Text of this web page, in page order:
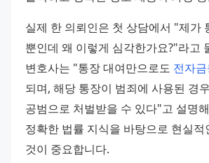
실제 한 의뢰인은 첫 상담에서 "제가
뿐인데 왜 이렇게 심각한가요?"라고
변호사는 "통장 대여만으로도 전자
되며, 해당 통장이 범죄에 사용된 경
공범으로 처벌받을 수 있다"고 설명
정확한 법률 지식을 바탕으로 현실적
것이 중요합니다.